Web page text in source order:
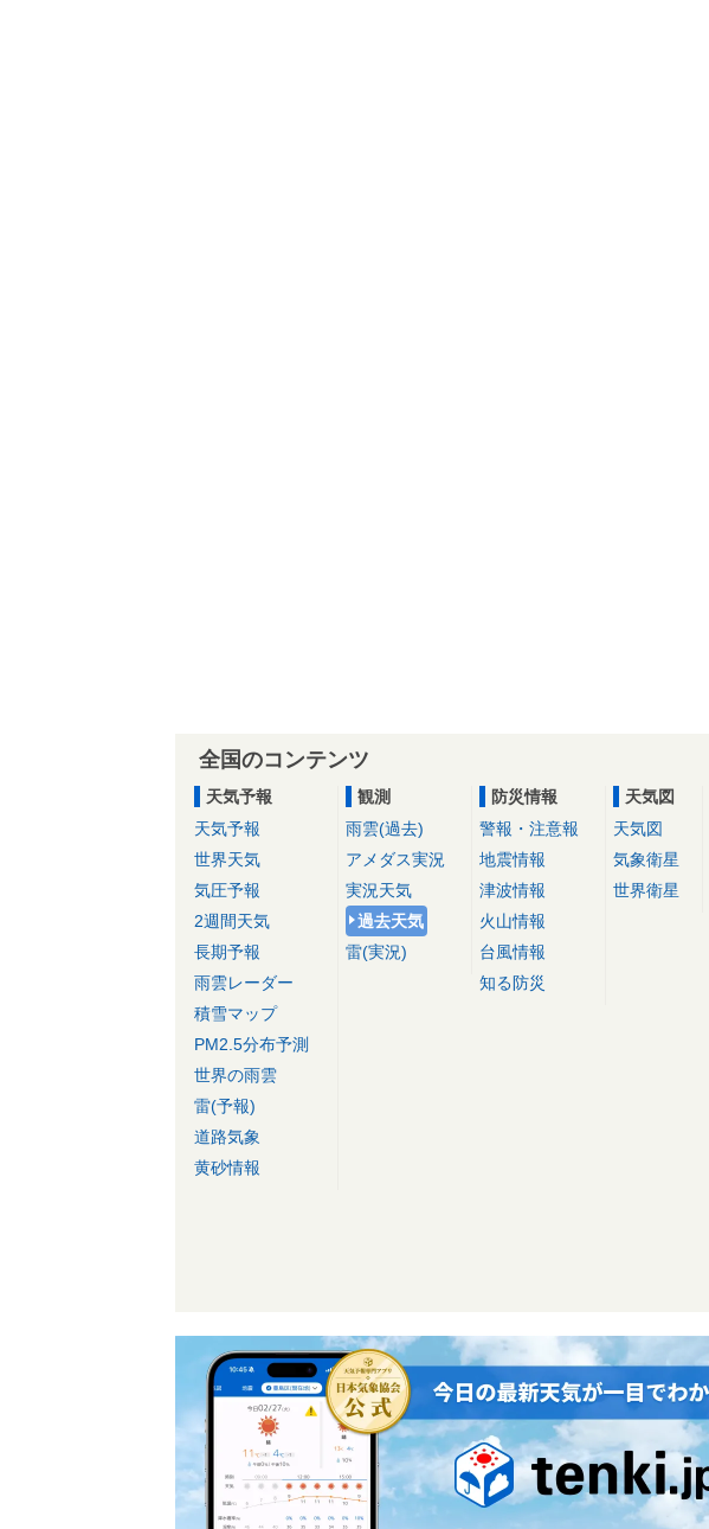
全国のコンテンツ
天気予報
天気予報
世界天気
気圧予報
2週間天気
長期予報
雨雲レーダー
積雪マップ
PM2.5分布予測
世界の雨雲
雷(予報)
道路気象
黄砂情報
観測
雨雲(過去)
アメダス実況
実況天気
過去天気
雷(実況)
防災情報
警報・注意報
地震情報
津波情報
火山情報
台風情報
知る防災
天気図
天気図
気象衛星
世界衛星